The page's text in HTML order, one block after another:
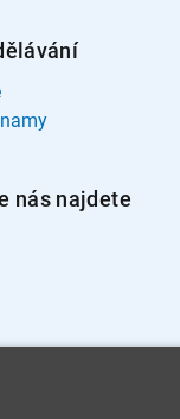
nás najdete